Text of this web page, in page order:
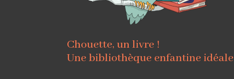
Chouette, un livre !
Une bibliothèque enfantine idéale